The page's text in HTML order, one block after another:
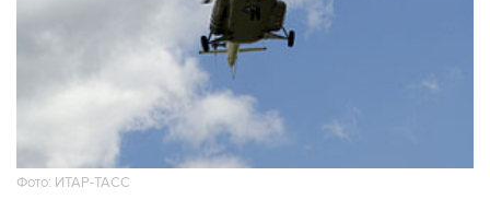
Фото: ИТАР-ТАСС